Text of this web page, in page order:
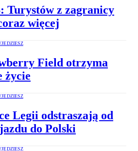
Turystów z zagranicy
więcej
Field otrzyma
życie
Legii odstraszają od
do Polski